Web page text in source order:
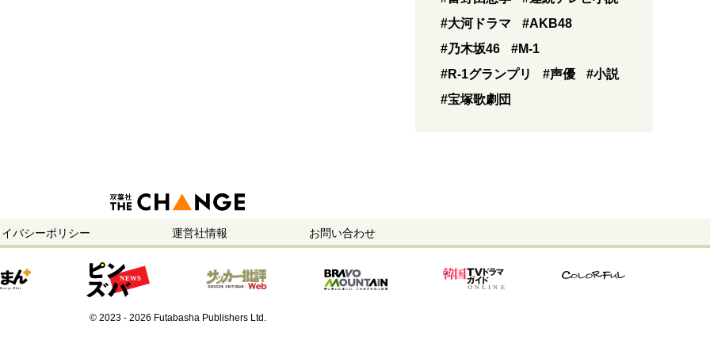
#大河ドラマ
#AKB48
#乃木坂46
#M-1
#R-1グランプリ
#声優
#小説
#宝塚歌劇団
バシーポリシー 運営社情報 お問い合わせ
© 2023 - 2026 Futabasha Publishers Ltd.